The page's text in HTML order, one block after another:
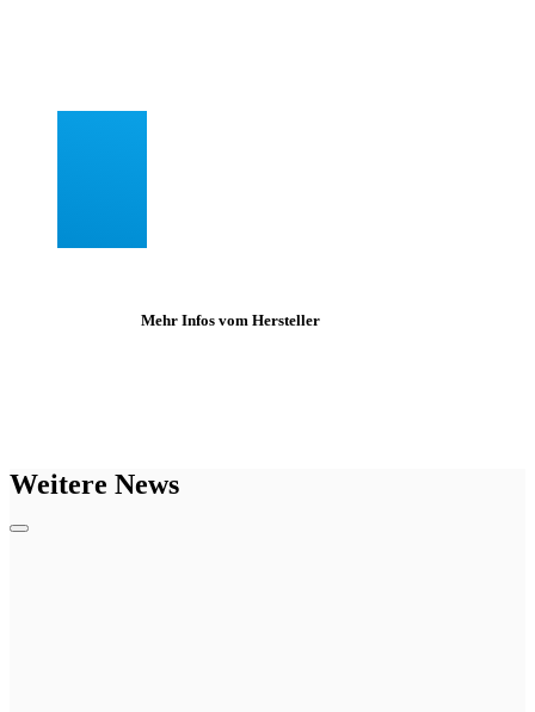
Mehr Infos vom Hersteller
Weitere News